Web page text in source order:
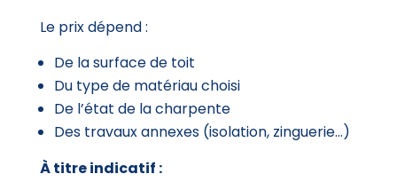
Le prix dépend :
De la surface de toit
Du type de matériau choisi
De l’état de la charpente
Des travaux annexes (isolation, zinguerie…)
À titre indicatif :